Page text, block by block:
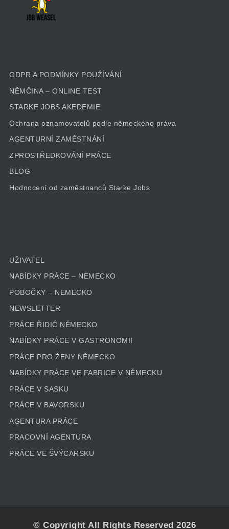
GDPR A PODMÍNKY POUŽÍVÁNÍ
NĚMČINA – ONLINE TEST
STARKE JOBS AKEDEMIE
Ochrana oznamovatelů podle německého práva
AGENTURNÍ ZAMĚSTNÁNÍ
ZPROSTŘEDKOVÁNÍ PRÁCE
BLOG
Hodnocení od zaměstnanců Starke Jobs
UŽIVATEL
NABÍDKY PRÁCE – NEMECKO
POBOČKY – NEMECKO
NEWSLETTER
PRÁCE ŘIDIČ NĚMECKO
NABÍDKY PRÁCE V GASTRONOMII
PRÁCE PRO ŽENY NĚMECKO
NABÍDKY PRÁCE VE FABRICE V NĚMECKU
PRÁCE V SASKU
PRÁCE V BAVORSKU
AGENTURA PRÁCE
PRACOVNÍ AGENTURA
PRÁCE VE ŠVÝCARSKU
© Copyright All Rights Reserved 2026